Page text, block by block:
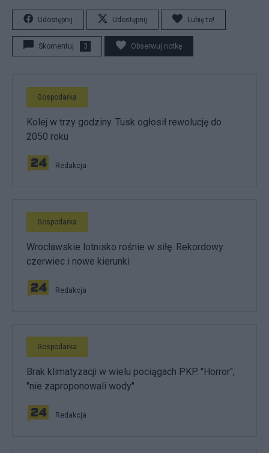
Udostępnij Udostępnij Lubię to!
Skomentuj 3 Obserwuj notkę
Gospodarka
Kolej w trzy godziny. Tusk ogłosił rewolucję do
2050 roku
Redakcja
Gospodarka
Wrocławskie lotnisko rośnie w siłę. Rekordowy
czerwiec i nowe kierunki
Redakcja
Gospodarka
Brak klimatyzacji w wielu pociągach PKP. "Horror",
"nie zaproponowali wody"
Redakcja